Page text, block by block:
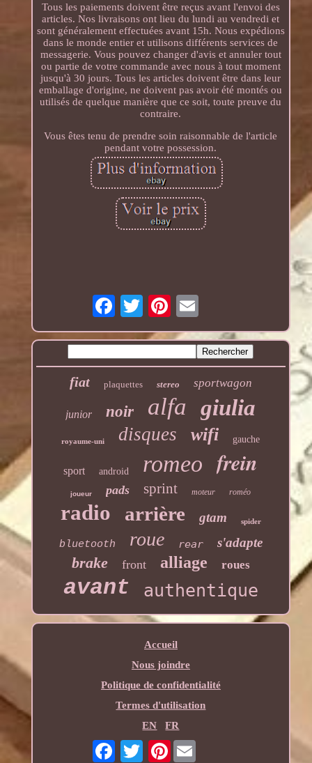
Tous les paiements doivent être reçus avant l'envoi des
articles. Nos livraisons ont lieu du lundi au vendredi et
sont généralement effectuées avant 15h. Nous expédions
dans le monde entier et utilisons différents services de
messagerie. Vous pouvez changer d'avis et annuler tout
ou partie de votre commande avec nous à tout moment
jusqu'à 30 jours. Tous les articles doivent être dans leur
emballage d'origine, ne doivent pas avoir été montés ou
utilisés de quelque manière que ce soit, toute preuve du
contraire.
Vous êtes tenu de prendre soin raisonnable de l'article
pendant votre possession.
fiat plaquettes stereo sportwagon
junior noir alfa giulia
royaume-uni disques wifi gauche
sport android romeo frein
joueur pads sprint moteur roméo
radio arrière gtam spider
bluetooth roue rear s'adapte
brake front alliage roues
avant authentique
Accueil
Nous joindre
Politique de confidentialité
Termes d'utilisation
EN
FR
Pinterest